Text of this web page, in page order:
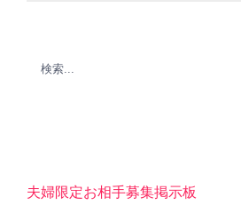
夫婦限定お相手募集掲示板